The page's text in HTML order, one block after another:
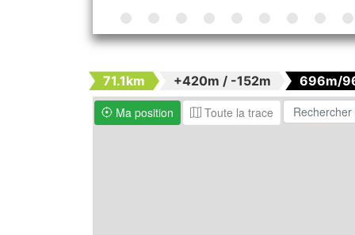
71.1km +420m / -152m
696m/
Ma position
Toute la trace